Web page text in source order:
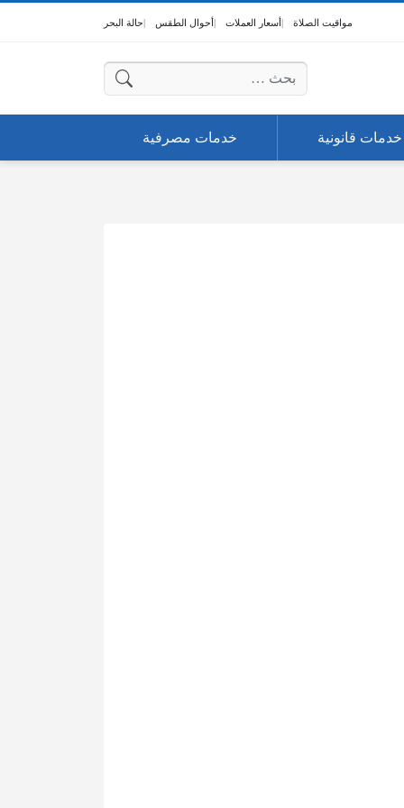
مواقيت الصلاة أسعار العملات أحوال الطقس حالة البحر
البحث عن:
خدمات قانونية خدمات مصرفية